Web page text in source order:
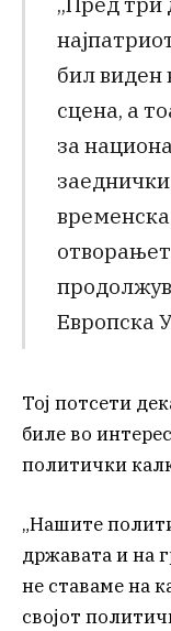
бил виден
сцена, а
за
Европска
Тој потсети
биле во
политички
„Нашите
државата и на
не ставаме на
својот